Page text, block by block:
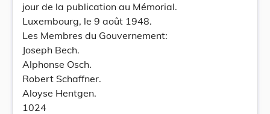
jour de la publication au Mémorial.
Luxembourg, le 9 août 1948.
Les Membres du Gouvernement:
Joseph Bech.
Alphonse Osch.
Robert Schaffner.
Aloyse Hentgen.
1024